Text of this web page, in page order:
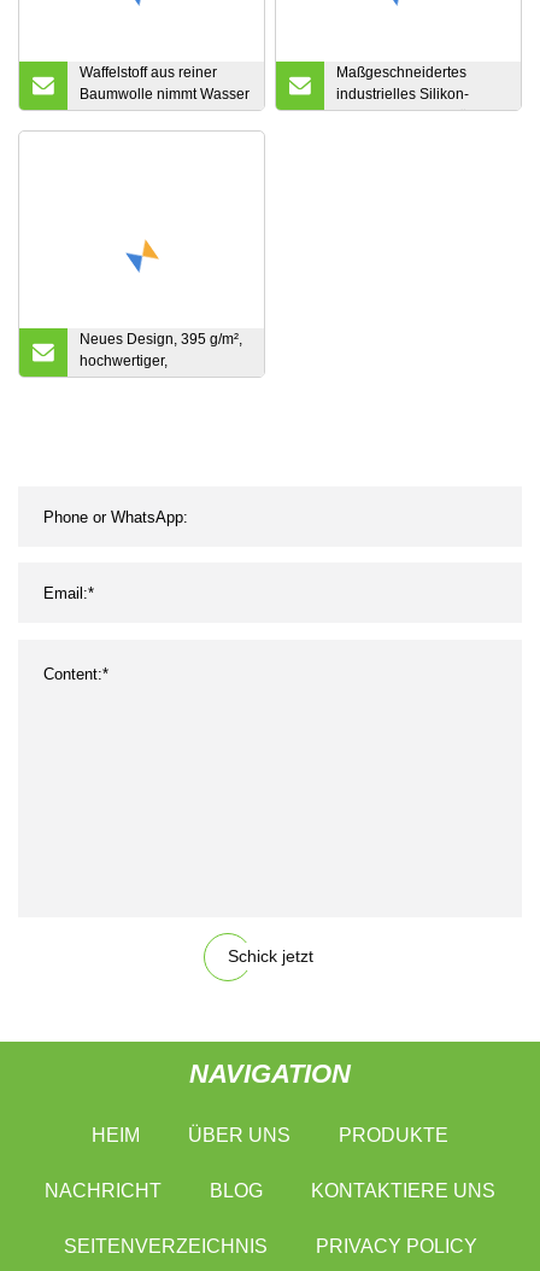
Waffelstoff aus reiner
Baumwolle nimmt Wasser
auf und atmet Luft
Maßgeschneidertes
industrielles Silikon-
Glasfasergewebe für
Neues Design, 395 g/m²,
hochwertiger,
wasserfester, einfarbiger,
Schick jetzt
NAVIGATION
HEIM ÜBER UNS PRODUKTE
NACHRICHT BLOG KONTAKTIERE UNS
SEITENVERZEICHNIS PRIVACY POLICY